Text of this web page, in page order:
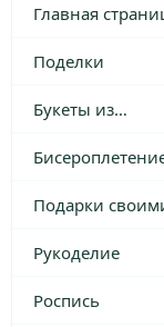
Главная
Поделки
Букеты из…
Подарки
Рукоделие
Роспись